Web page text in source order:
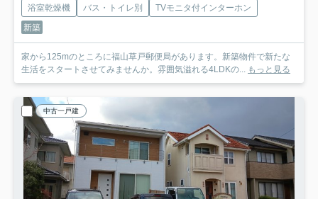
浴室乾燥機
バス・トイレ別
TVモニタ付インターホン
新築
家から125mのところに福山草戸郵便局があります。新築物件で新たな
生活をスタートさせてみませんか。雰囲気溢れる4LDKの...
もっと見る
中古一戸建